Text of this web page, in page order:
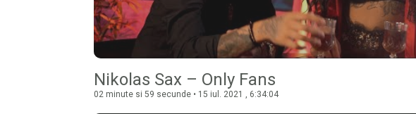
Nikolas Sax – Only Fans
02 minute si 59 secunde • 15 iul. 2021 , 6:34:04